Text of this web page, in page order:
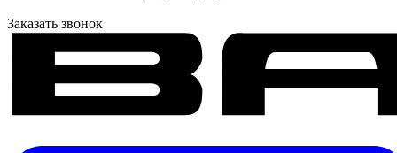
Заказать звонок